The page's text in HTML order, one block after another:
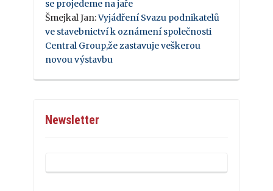
se projedeme na jaře
Šmejkal Jan:Vyjádření Svazu podnikatelů
ve stavebnictví k oznámení společnosti
Central Group,že zastavuje veškerou
novou výstavbu
Newsletter